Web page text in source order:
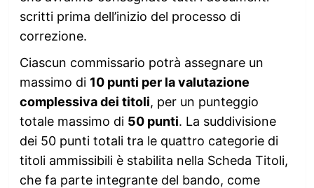
scritti prima dell’inizio del processo di
correzione.
Ciascun commissario potrà assegnare un
massimo di 10 punti per la valutazione
complessiva dei titoli, per un punteggio
totale massimo di 50 punti. La suddivisione
dei 50 punti totali tra le quattro categorie di
titoli ammissibili è stabilita nella Scheda Titoli,
che fa parte integrante del bando, come